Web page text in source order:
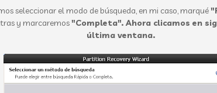
seleccionar el modo de búsqueda, en mi caso, marqué
y marcaremos"Completa". Ahora clicamos en
última ventana.